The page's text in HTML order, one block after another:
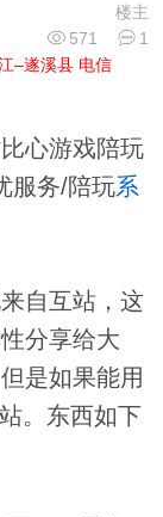
楼主
571
1
–遂溪县 电信
心游戏陪玩
服务/陪玩系
自互站，这
分享给大
是如果能用
。东西如下